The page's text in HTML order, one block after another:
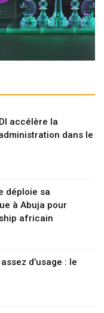
accélère la
dans le
déploie sa
à Abuja pour
africain
d’usage : le